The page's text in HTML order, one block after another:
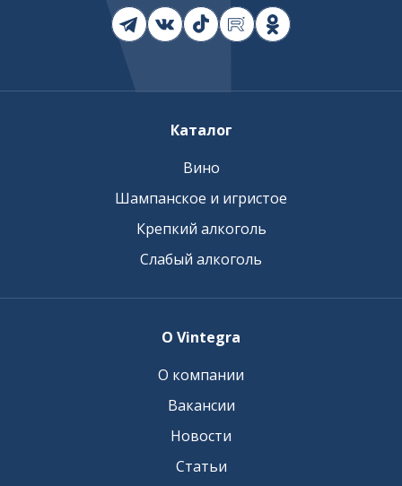
Каталог
Вино
Шампанское и игристое
Крепкий алкоголь
Слабый алкоголь
О Vintegra
О компании
Вакансии
Новости
Статьи